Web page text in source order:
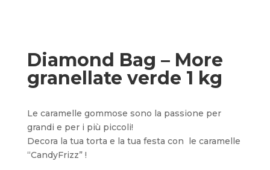
Diamond Bag – More
granellate verde 1 kg
Le caramelle gommose sono la passione per
grandi e per i più piccoli!
Decora la tua torta e la tua festa con le caramelle
“CandyFrizz” !